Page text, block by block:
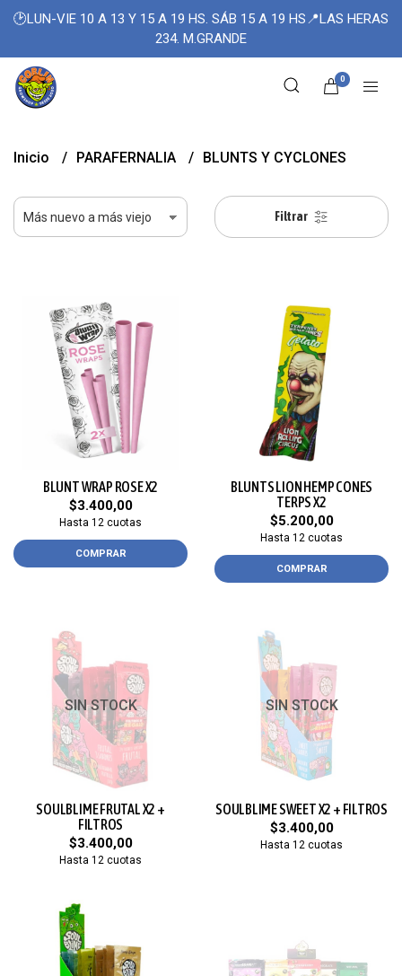
🕑LUN-VIE 10 A 13 Y 15 A 19 HS. SÁB 15 A 19 HS📍LAS HERAS
234. M.GRANDE
0
Inicio PARAFERNALIA BLUNTS Y CYCLONES
Filtrar
BLUNT WRAP ROSE X2
$3.400,00
Hasta 12 cuotas
COMPRAR
BLUNTS LION HEMP CONES
TERPS X2
$5.200,00
Hasta 12 cuotas
COMPRAR
SIN STOCK
SOULBLIME FRUTAL X2 +
FILTROS
$3.400,00
Hasta 12 cuotas
SIN STOCK
SOULBLIME SWEET X2 + FILTROS
$3.400,00
Hasta 12 cuotas